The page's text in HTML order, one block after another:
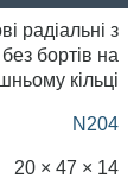
радіальні з
бортів на
кільці
N204
20 × 47 × 14